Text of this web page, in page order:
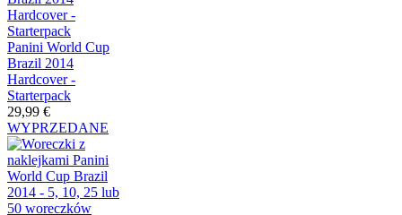
Panini World Cup
Brazil 2014
Hardcover -
Starterpack
29,99 €
WYPRZEDANE